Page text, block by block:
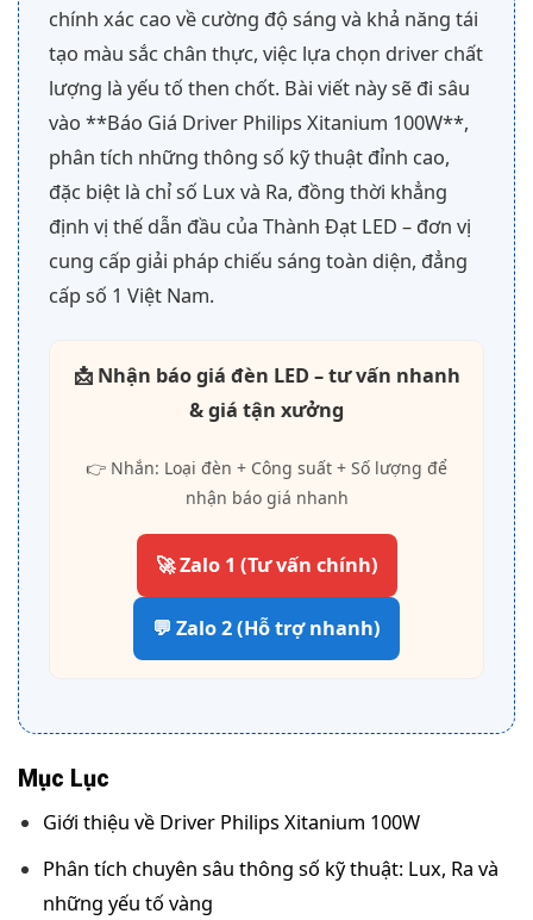
chính xác cao về cường độ sáng và khả năng tái
tạo màu sắc chân thực, việc lựa chọn driver chất
lượng là yếu tố then chốt. Bài viết này sẽ đi sâu
vào **Báo Giá Driver Philips Xitanium 100W**,
phân tích những thông số kỹ thuật đỉnh cao,
đặc biệt là chỉ số Lux và Ra, đồng thời khẳng
định vị thế dẫn đầu của Thành Đạt LED – đơn vị
cung cấp giải pháp chiếu sáng toàn diện, đẳng
cấp số 1 Việt Nam.
📩 Nhận báo giá đèn LED – tư vấn nhanh
& giá tận xưởng
👉 Nhắn: Loại đèn + Công suất + Số lượng để
nhận báo giá nhanh
🚀 Zalo 1 (Tư vấn chính)
💬 Zalo 2 (Hỗ trợ nhanh)
Mục Lục
Giới thiệu về Driver Philips Xitanium 100W
Phân tích chuyên sâu thông số kỹ thuật: Lux, Ra và
những yếu tố vàng